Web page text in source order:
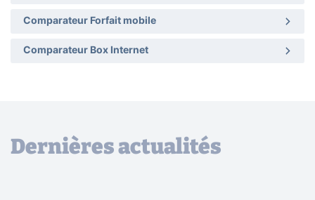
Comparateur Forfait mobile
Comparateur Box Internet
Dernières actualités